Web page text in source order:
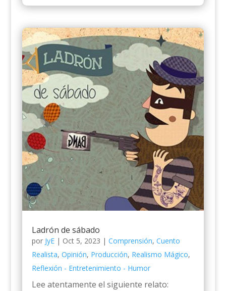
Ladrón de sábado
por JyE| Oct 5, 2023 | Comprensión, Cuento
Realista, Opinión, Producción, Realismo Mágico,
Reflexión - Entretenimiento - Humor
Lee atentamente el siguiente relato: